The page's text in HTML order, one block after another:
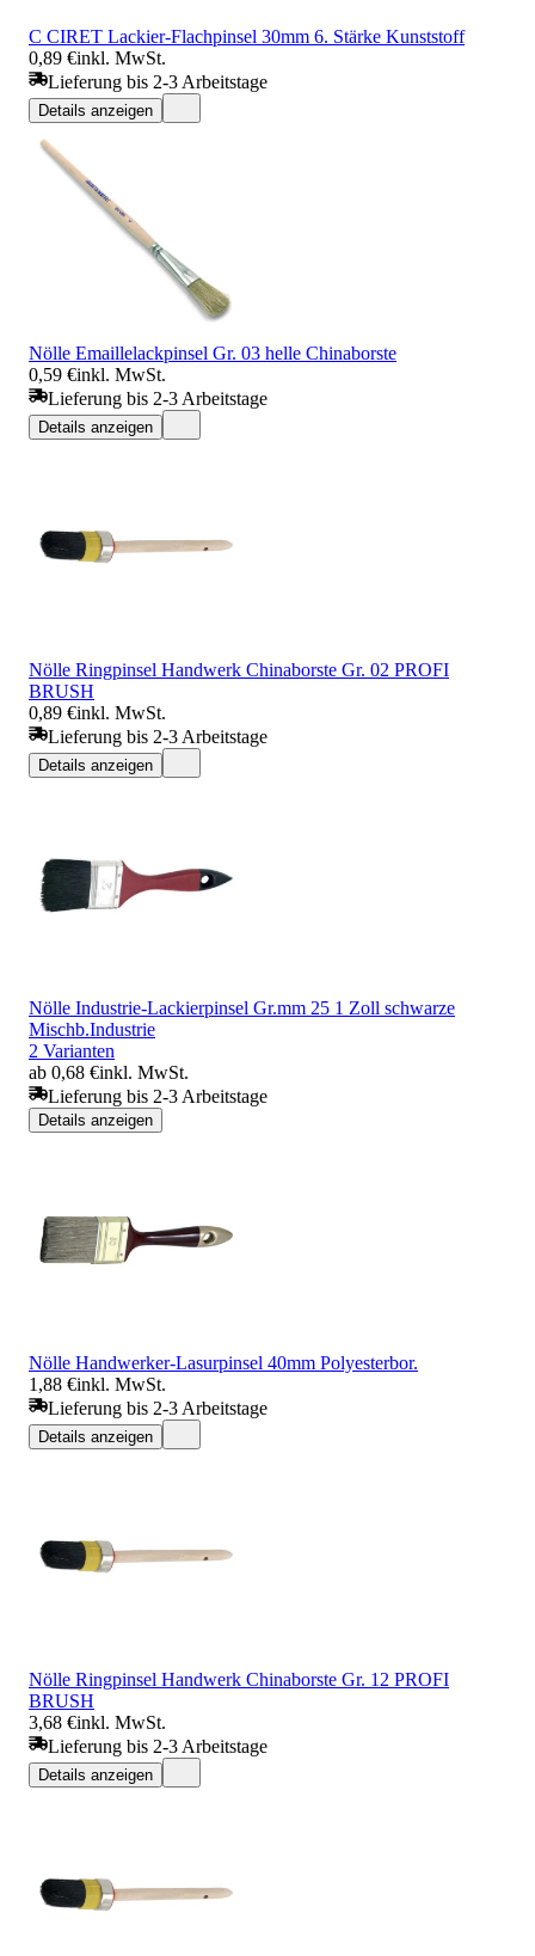
C CIRET Lackier-Flachpinsel 30mm 6. Stärke Kunststoff
0,89 €inkl. MwSt.
Lieferung bis 2-3 Arbeitstage
Details anzeigen
Nölle Emaillelackpinsel Gr. 03 helle Chinaborste
0,59 €inkl. MwSt.
Lieferung bis 2-3 Arbeitstage
Details anzeigen
Nölle Ringpinsel Handwerk Chinaborste Gr. 02 PROFI
BRUSH
0,89 €inkl. MwSt.
Lieferung bis 2-3 Arbeitstage
Details anzeigen
Nölle Industrie-Lackierpinsel Gr.mm 25 1 Zoll schwarze
Mischb.Industrie
2 Varianten
ab 0,68 €inkl. MwSt.
Lieferung bis 2-3 Arbeitstage
Details anzeigen
Nölle Handwerker-Lasurpinsel 40mm Polyesterbor.
1,88 €inkl. MwSt.
Lieferung bis 2-3 Arbeitstage
Details anzeigen
Nölle Ringpinsel Handwerk Chinaborste Gr. 12 PROFI
BRUSH
3,68 €inkl. MwSt.
Lieferung bis 2-3 Arbeitstage
Details anzeigen